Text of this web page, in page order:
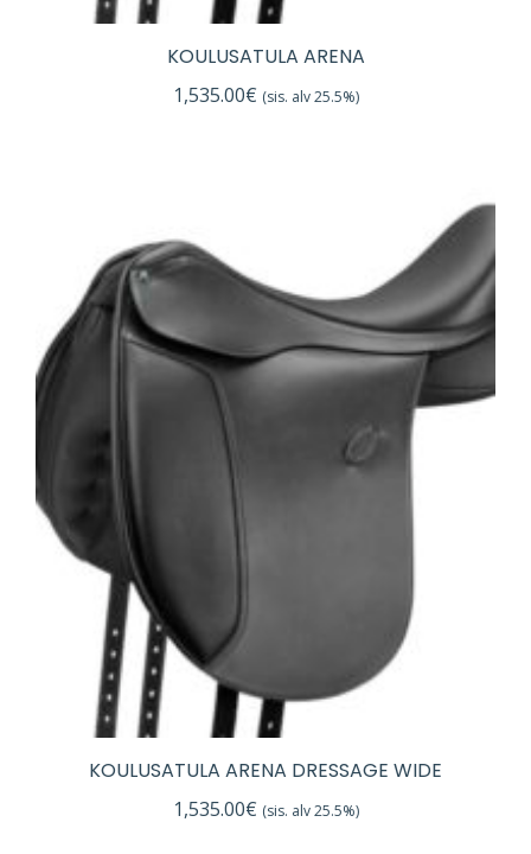
KOULUSATULA ARENA
1,535.00€ (sis. alv 25.5%)
KOULUSATULA ARENA DRESSAGE WIDE
1,535.00€ (sis. alv 25.5%)